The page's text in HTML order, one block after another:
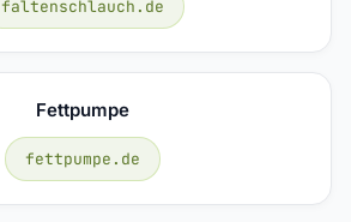
faltenschlauch.de
Fettpumpe
fettpumpe.de